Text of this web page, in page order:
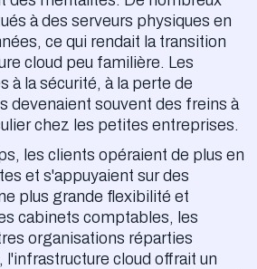
à des serveurs physiques en
ce qui rendait la transition
cloud peu familière. Les
à la sécurité, à la perte de
devenaient souvent des freins à
chez les petites entreprises.
les clients opéraient de plus en
et s'appuyaient sur des
plus grande flexibilité et
cabinets comptables, les
organisations réparties
cloud offrait un